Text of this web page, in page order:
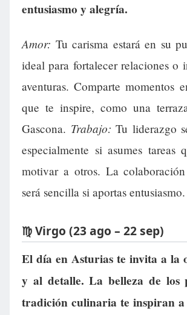
entusiasmo y alegría.
Amor: Tu carisma estará en su
ideal para fortalecer relaciones o
aventuras. Comparte momentos
que te inspire, como una
Gascona. Trabajo: Tu liderazgo
especialmente si asumes tareas
motivar a otros. La
será sencilla si aportas entusiasmo.
♍ Virgo (23 ago – 22 sep)
El día en Asturias te invita a la
y al detalle. La belleza de los
tradición culinaria te inspiran